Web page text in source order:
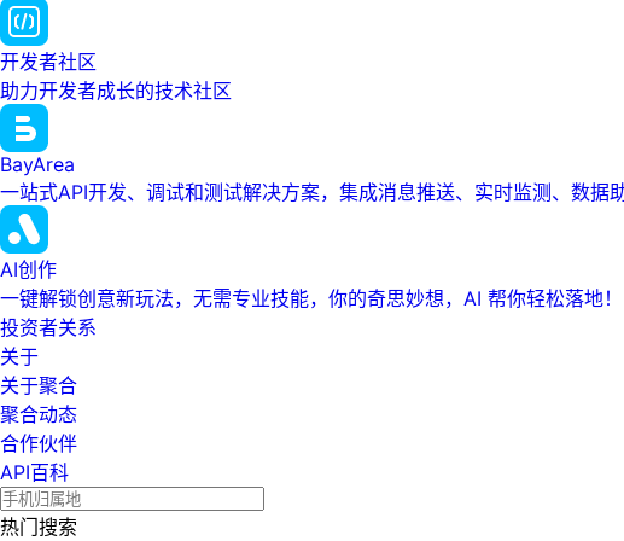
开发者社区
助力开发者成长的技术社区
BayArea
一站式API开发、调试和测试解决方案，集成消息推送、实时监测、数据
AI创作
一键解锁创意新玩法，无需专业技能，你的奇思妙想，AI 帮你轻松落地！
投资者关系
关于
关于聚合
聚合动态
合作伙伴
API百科
热门搜索